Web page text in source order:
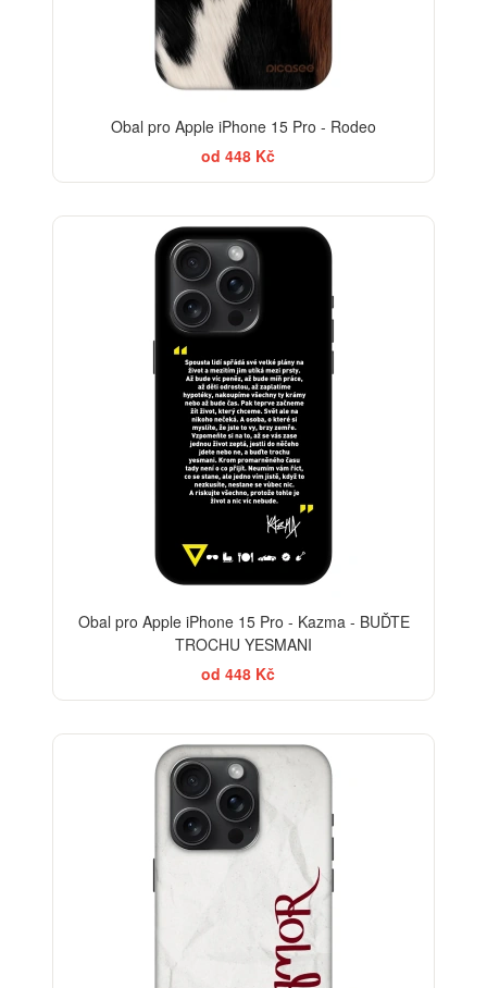
Obal pro Apple iPhone 15 Pro - Rodeo
od 448 Kč
Obal pro Apple iPhone 15 Pro - Kazma - BUĎTE
TROCHU YESMANI
od 448 Kč